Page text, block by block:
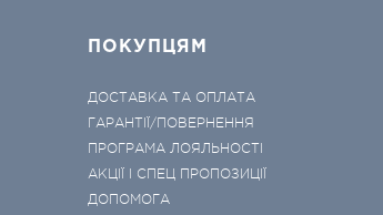
ПОКУПЦЯМ
ДОСТАВКА ТА ОПЛАТА
ГАРАНТІЇ/ПОВЕРНЕННЯ
ПРОГРАМА ЛОЯЛЬНОСТІ
АКЦІЇ І СПЕЦ ПРОПОЗИЦІЇ
ДОПОМОГА